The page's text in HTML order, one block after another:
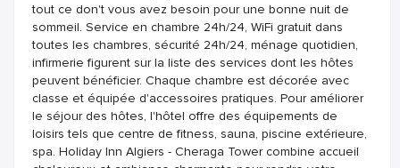
tout ce don't vous avez besoin pour une bonne nuit de
sommeil. Service en chambre 24h/24, WiFi gratuit dans
toutes les chambres, sécurité 24h/24, ménage quotidien,
infirmerie figurent sur la liste des services dont les hôtes
peuvent bénéficier. Chaque chambre est décorée avec
classe et équipée d'accessoires pratiques. Pour améliorer
le séjour des hôtes, l'hôtel offre des équipements de
loisirs tels que centre de fitness, sauna, piscine extérieure,
spa. Holiday Inn Algiers - Cheraga Tower combine accueil